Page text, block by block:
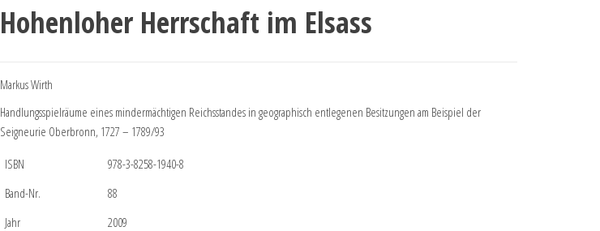
Hohenloher Herrschaft im Elsass
Markus Wirth
Handlungsspielräume eines mindermächtigen Reichsstandes in geographisch entlegenen Besitzungen am Beispiel der
Seigneurie Oberbronn, 1727 – 1789/93
ISBN
978-3-8258-1940-8
Band-Nr.
88
Jahr
2009